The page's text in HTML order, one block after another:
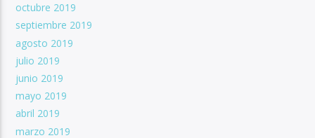
octubre 2019
septiembre 2019
agosto 2019
julio 2019
junio 2019
mayo 2019
abril 2019
marzo 2019